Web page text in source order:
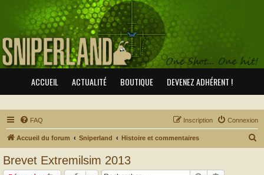
ACCUEIL ACTUALITÉ BOUTIQUE DEVENEZ ADHÉRENT !
FAQ Connexion
Inscription
Accueil du forum Sniperland Histoire et commentaires
Brevet Extremilsim 2013